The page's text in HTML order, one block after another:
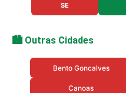
SE
🏙️ Outras Cidades
Bento Goncalves
Canoas